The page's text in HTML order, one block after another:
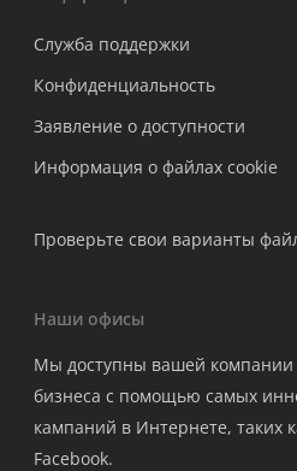
Служба поддержки
Конфиденциальность
Заявление о доступности
Информация о файлах cookie
Проверьте свои варианты
Наши офисы
Мы доступны вашей компании
бизнеса с помощью самых
кампаний в Интернете, таких
Facebook.